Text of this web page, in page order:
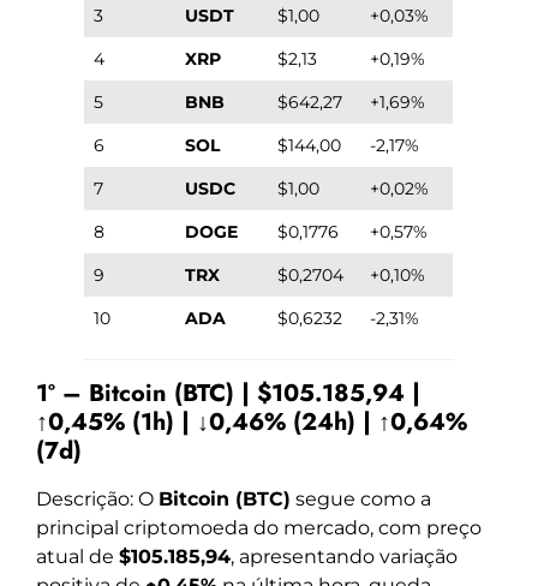
3 USDT $1,00
+0,03%
4
XRP $2,13
+0,19%
5
BNB $642,27
+1,69%
6
SOL $144,00
-2,17%
7
USDC $1,00
+0,02%
8
DOGE $0,1776
+0,57%
9
TRX $0,2704
+0,10%
10
ADA $0,6232 -2,31%
1º – Bitcoin (BTC) | $105.185,94 |
↑0,45% (1h) | ↓0,46% (24h) | ↑0,64%
(7d)
Descrição: O Bitcoin (BTC) segue como a
principal criptomoeda do mercado, com preço
atual de $105.185,94, apresentando variação